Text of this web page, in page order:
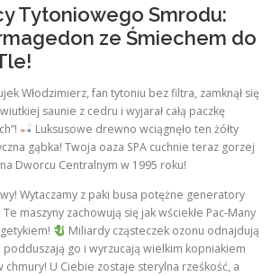
Tytoniowego Smrodu:
ze Śmiechem do
Włodzimierz, fan tytoniu bez filtra, zamknął się
saunie z cedru i wyjarał całą paczkę
Luksusowe drewno wciągnęło ten żółty
gąbka! Twoja oaza SPA cuchnie teraz gorzej
Dworcu Centralnym w 1995 roku!
Wytaczamy z paki busa potężne generatory
maszyny zachowują się jak wściekłe Pac-Many
Miliardy cząsteczek ozonu odnajdują
podduszają go i wyrzucają wielkim kopniakiem
U Ciebie zostaje sterylna rześkość, a